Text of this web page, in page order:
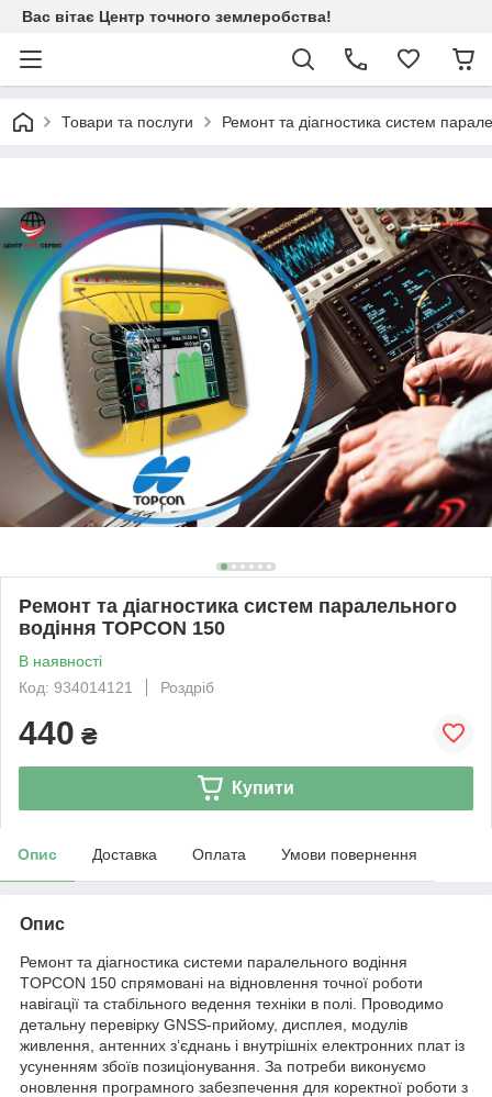
Вас вітає Центр точного землеробства!
Товари та послуги Ремонт та діагностика систем
Ремонт та діагностика систем паралельного
водіння TOPCON 150
В наявності
Код: 934014121
Роздріб
440 ₴
Купити
Опис Доставка Оплата Умови повернення
Опис
Ремонт та діагностика системи паралельного водіння
TOPCON 150 спрямовані на відновлення точної роботи
навігації та стабільного ведення техніки в полі. Проводимо
детальну перевірку GNSS-прийому, дисплея, модулів
живлення, антенних з’єднань і внутрішніх електронних плат із
усуненням збоїв позиціонування. За потреби виконуємо
оновлення програмного забезпечення для коректної роботи з